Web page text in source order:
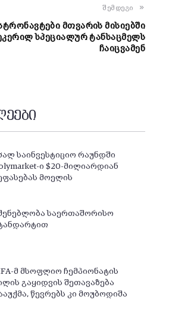
შემდეგი
მთვარის მისიებში
სპეციალურ ტანსაცმელს
ჩაიცვამენ
საინვესტიციო რაუნდში
ი $20-მილიარდიან
მოელის
საერთაშორისო
მ მსოფლიო ჩემპიონატის
გაყიდვის შეთავაზება
წევრებს კი მოუბოდიშა